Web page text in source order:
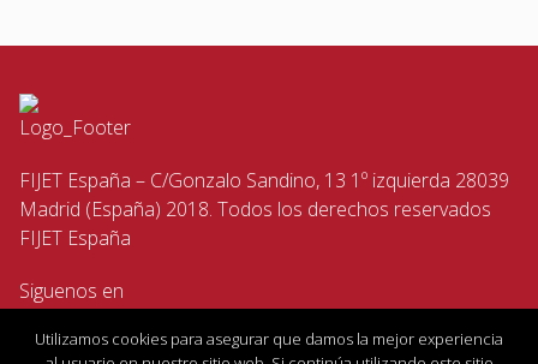
FIJET España – C/Gonzalo Sandino, 13 1º izquierda 28039
Madrid (España) 2018. Todos los derechos reservados
FIJET España
Siguenos en
Utilizamos cookies para asegurar que damos la mejor experiencia